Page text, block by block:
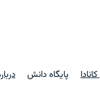
پایگاه دانش